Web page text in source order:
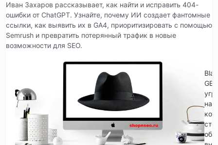
Иван Захаров рассказывает, как найти и исправить 404-
ошибки от ChatGPT. Узнайте, почему ИИ создает фантомные
ссылки, как выявить их в GA4, приоритизировать с помощью
Semrush и превратить потерянный трафик в новые
возможности для SEO.
на